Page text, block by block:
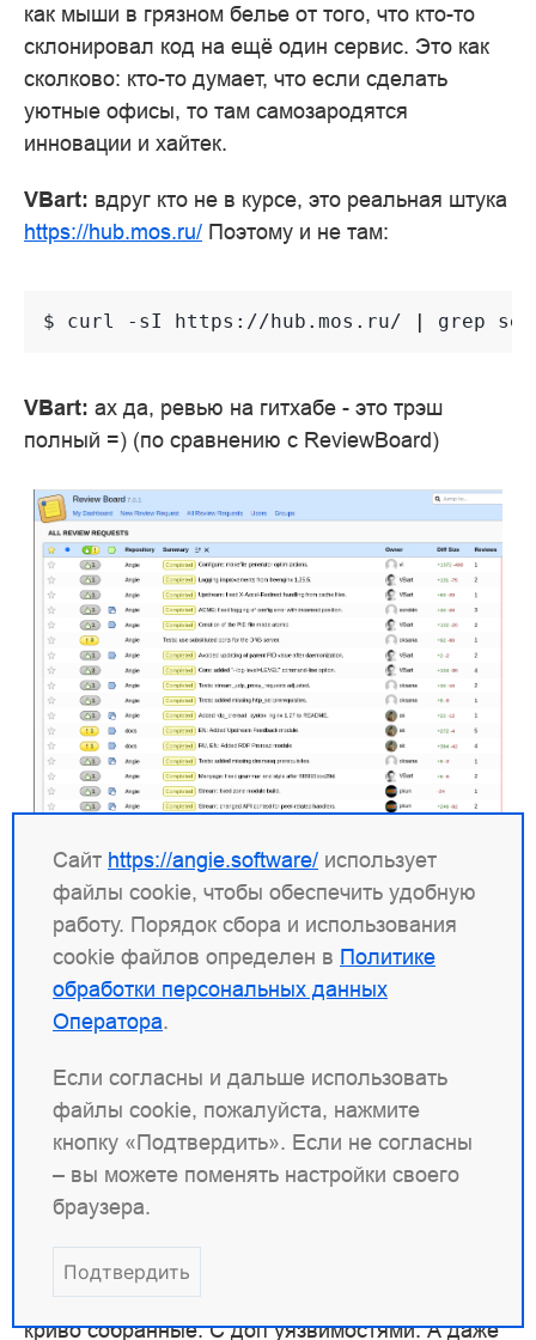
как мыши в грязном белье от того, что кто-то
склонировал код на ещё один сервис. Это как
сколково: кто-то думает, что если сделать
уютные офисы, то там самозародятся
инновации и хайтек.
VBart: вдруг кто не в курсе, это реальная штука
https://hub.mos.ru/ Поэтому и не там:
$ curl -sI https://hub.mos.ru/ | grep
VBart: ах да, ревью на гитхабе - это трэш
полный =) (по сравнению с ReviewBoard)
Инфраструктура
распространения
Большинство ли проектов не парится своей
инфраструктурой? про nginx что надо знать?
его с радостью и так растаскивают вендоры
ОС?
VBart:ну не совсем... в дистрах то, как
правило, старые версии. А иной раз ещё и
криво собранные. С доп уязвимостями. А даже
Сайт https://angie.software/ использует
файлы cookie, чтобы обеспечить удобную
работу. Порядок сбора и использования
cookie файлов определен в Политике
обработки персональных данных
Оператора.
Если согласны и дальше использовать
файлы cookie, пожалуйста, нажмите
кнопку «Подтвердить». Если не согласны
– вы можете поменять настройки своего
браузера.
Подтвердить